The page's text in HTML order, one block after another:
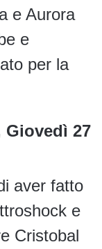
e Aurora
e
per la
27
aver fatto
e
Cristobal